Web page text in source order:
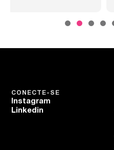
CONECTE-SE
Instagram
Linkedin